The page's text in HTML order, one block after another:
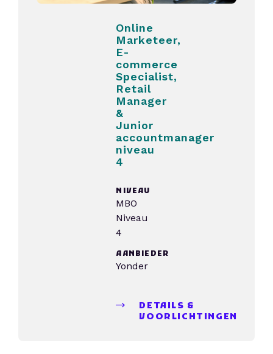
Online
Marketeer,
E-
commerce
Specialist,
Retail
Manager
&
Junior
accountmanager
niveau
4
NIVEAU
MBO
Niveau
4
AANBIEDER
Yonder
DETAILS &
VOORLICHTINGEN